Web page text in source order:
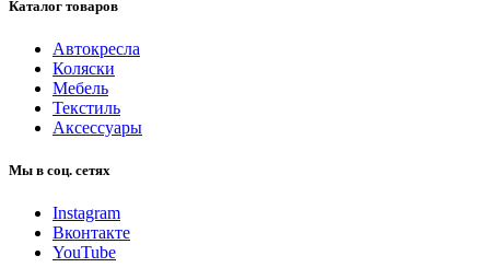
Каталог товаров
Автокресла
Коляски
Мебель
Текстиль
Аксессуары
Мы в соц. сетях
Instagram
Вконтакте
YouTube